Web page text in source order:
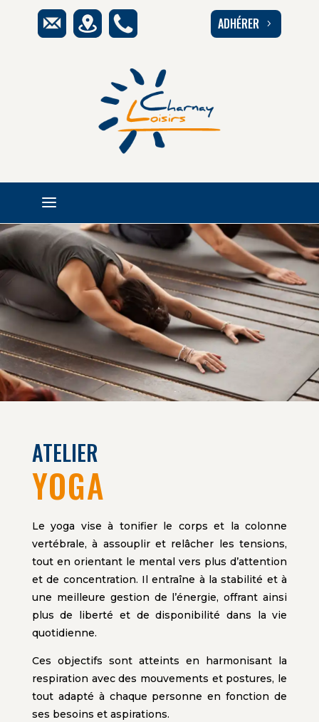
ADHÉRER 5
a
ATELIER
YOGA
Le yoga vise à tonifier le corps et la colonne
vertébrale, à assouplir et relâcher les tensions,
tout en orientant le mental vers plus d’attention
et de concentration. Il entraîne à la stabilité et à
une meilleure gestion de l’énergie, offrant ainsi
plus de liberté et de disponibilité dans la vie
quotidienne.
Ces objectifs sont atteints en harmonisant la
respiration avec des mouvements et postures, le
tout adapté à chaque personne en fonction de
ses besoins et aspirations.